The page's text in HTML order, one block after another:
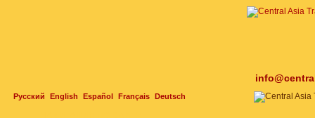
Русский English Español Français Deutsch